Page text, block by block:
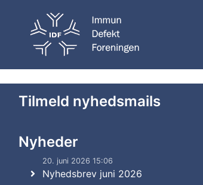
Tilmeld nyhedsmails
Nyheder
20. juni 2026 15:06
Nyhedsbrev juni 2026